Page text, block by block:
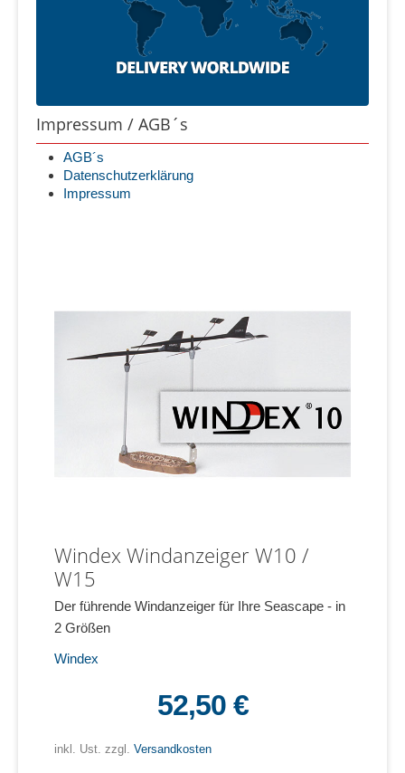
Impressum / AGB´s
AGB´s
Datenschutzerklärung
Impressum
Windex Windanzeiger W10 /
W15
Der führende Windanzeiger für Ihre Seascape - in
2 Größen
Windex
52,50 €
inkl. Ust. zzgl. Versandkosten